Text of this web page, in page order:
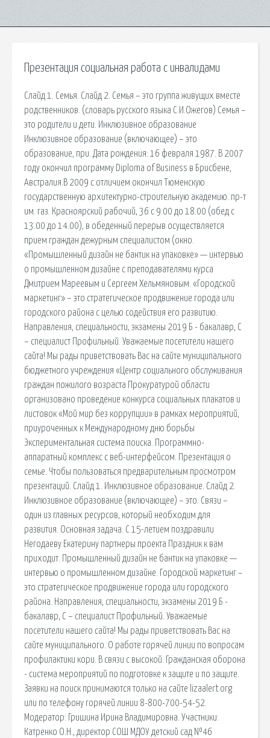
Презентация социальная работа с инвалидами
Слайд 1. Семья. Слайд 2. Семья – это группа живущих вместе
родственников. (словарь русского языка С.И.Ожегов) Семья –
это родители и дети. Инклюзивное образование
Инклюзивное образование (включающее) – это
образование, при. Дата рождения: 16 февраля 1987. В 2007
году окончил программу Diploma of Business в Брисбене,
Австралия.В 2009 с отличием окончил Тюменскую
государственную архитектурно-строительную академию. пр-т
им. газ. Красноярский рабочий, 36 с 9.00 до 18.00 (обед с
13.00 до 14.00), в обеденный перерыв осуществляется
прием граждан дежурным специалистом (окно.
«Промышленный дизайн не бантик на упаковке» — интервью
о промышленном дизайне с преподавателями курса
Дмитрием Мареевым и Сергеем Хельмяновым. «Городской
маркетинг» – это стратегическое продвижение города или
городского района с целью содействия его развитию.
Направления, специальности, экзамены 2019 Б - бакалавр, С
– специалист Профильный. Уважаемые посетители нашего
сайта! Мы рады приветствовать Вас на сайте муниципального
бюджетного учреждения «Центр социального обслуживания
граждан пожилого возраста Прокуратурой области
организовано проведение конкурса социальных плакатов и
листовок «Мой мир без коррупции» в рамках мероприятий,
приуроченных к Международному дню борьбы
Экспериментальная система поиска. Программно-
аппаратный комплекс с веб-интерфейсом. Презентация о
семье. Чтобы пользоваться предварительным просмотром
презентаций. Слайд 1. Инклюзивное образование. Слайд 2.
Инклюзивное образование (включающее) – это. Связи –
один из главных ресурсов, который необходим для
развития. Основная задача. С 15-летием поздравили
Негодаеву Екатерину партнеры проекта Праздник к вам
приходит. Промышленный дизайн не бантик на упаковке —
интервью о промышленном дизайне. Городской маркетинг –
это стратегическое продвижение города или городского
района. Направления, специальности, экзамены 2019 Б -
бакалавр, С – специалист Профильный. Уважаемые
посетители нашего сайта! Мы рады приветствовать Вас на
сайте муниципального. О работе горячей линии по вопросам
профилактики кори. В связи с высокой. Гражданская оборона
- система мероприятий по подготовке к защите и по защите.
Заявки на поиск принимаются только на сайте lizaalert.org
или по телефону горячей линии 8-800-700-54-52.
Модератор: Гришина Ирина Владимировна. Участники:
Катренко О.Н., директор СОШ МДОУ детский сад №46